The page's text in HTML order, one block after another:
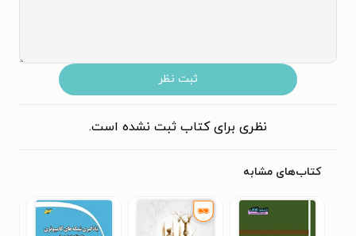
ثبت نظر
نظری برای کتاب ثبت نشده است.
کتاب‌های مشابه